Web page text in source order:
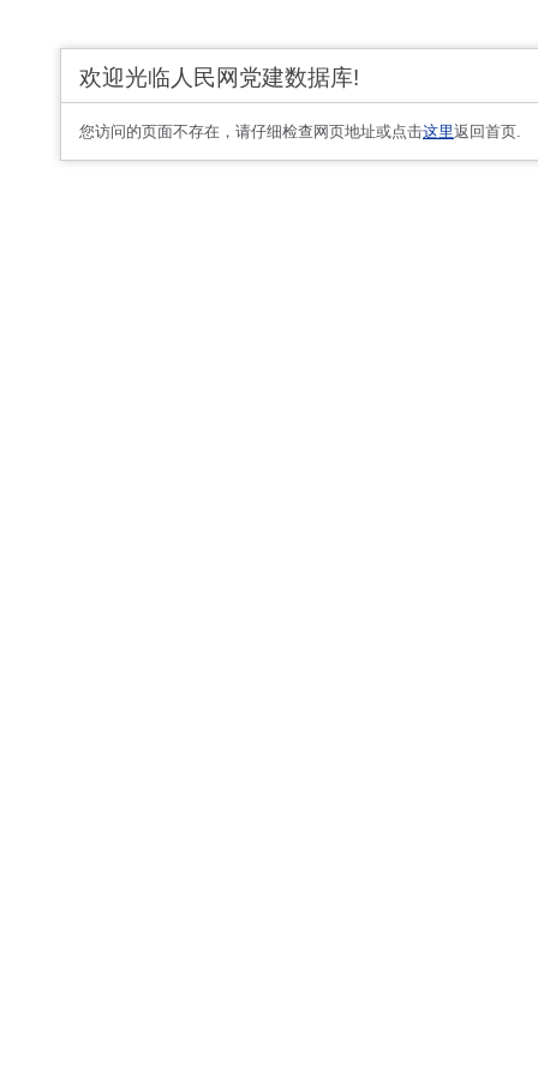
欢迎光临人民网党建数据库!
您访问的页面不存在，请仔细检查网页地址或点击这里返回首页.